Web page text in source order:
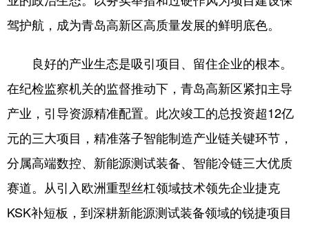
亚太网 上市公司 投教基地
地方频道
政事 文旅 社会民生 山东产经
文娱 融媒秀 地市 科教
健康 微视齐鲁
驾护航，成为青岛高新区高质量发展的鲜明底色。
良好的产业生态是吸引项目、留住企业的根本。
在纪检监察机关的监督推动下，青岛高新区紧扣主导
产业，引导资源精准配置。此次竣工的总投资超12亿
元的三大项目，精准落子智能制造产业链关键环节，
分属高端数控、新能源测试装备、智能冷链三大优质
赛道。从引入欧洲重型丝杠领域技术领先企业捷克
KSK补短板，到深耕新能源测试装备领域的锐捷项目